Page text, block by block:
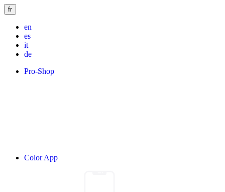
fr
en
es
it
de
Pro-Shop
Color App